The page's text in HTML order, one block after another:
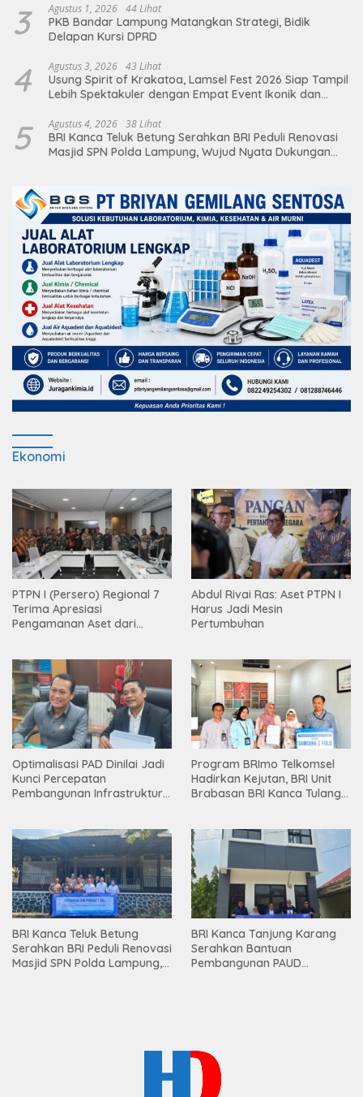
3 Agustus 1, 2026 44 Lihat
PKB Bandar Lampung Matangkan Strategi, Bidik
Delapan Kursi DPRD
4 Agustus 3, 2026 43 Lihat
Usung Spirit of Krakatoa, Lamsel Fest 2026 Siap Tampil
Lebih Spektakuler dengan Empat Event Ikonik dan
5 Agustus 4, 2026 38 Lihat
BRI Kanca Teluk Betung Serahkan BRI Peduli Renovasi
Masjid SPN Polda Lampung, Wujud Nyata Dukungan
Ekonomi
PTPN I (Persero) Regional 7
Terima Apresiasi
Pengamanan Aset dari
Abdul Rivai Ras: Aset PTPN I
Harus Jadi Mesin
Pertumbuhan
Optimalisasi PAD Dinilai Jadi
Kunci Percepatan
Pembangunan Infrastruktur
Program BRImo Telkomsel
Hadirkan Kejutan, BRI Unit
Brabasan BRI Kanca Tulang
Mesuji
BRI Kanca Teluk Betung
Serahkan BRI Peduli Renovasi
Masjid SPN Polda Lampung,
BRI Kanca Tanjung Karang
Serahkan Bantuan
Pembangunan PAUD